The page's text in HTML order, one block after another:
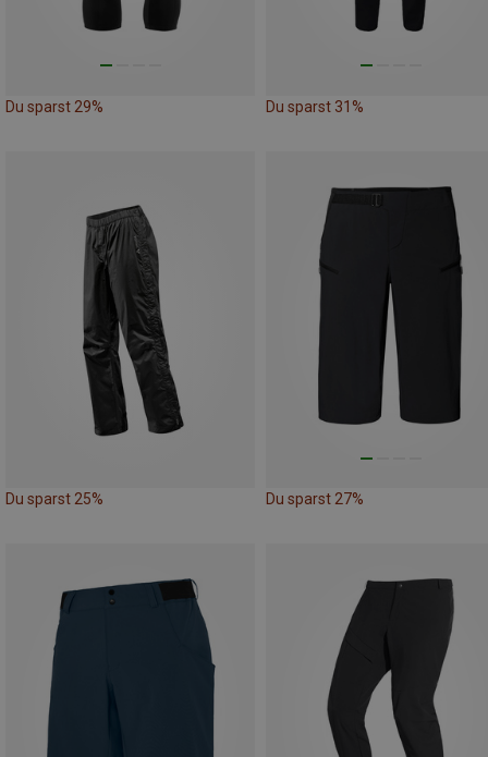
Du sparst 29% Du sparst 31%
Du sparst 25% Du sparst 27%